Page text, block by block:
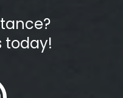
today!